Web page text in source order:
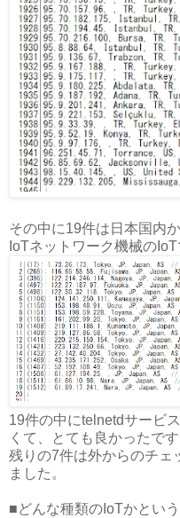
その中に19件は日本国内
IoTネットワーク機械のIoT
19件の中にtelnetdサービ
くて、とても良かったで
残りの7件は外からのチェ
ました。
■どんな種類のIoTかとい